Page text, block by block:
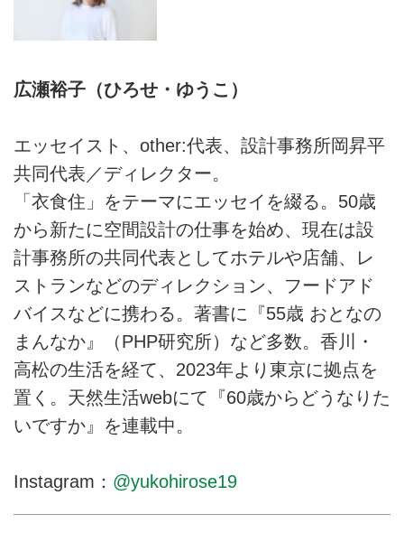
広瀬裕子（ひろせ・ゆうこ）
エッセイスト、other:代表、設計事務所岡昇平
共同代表／ディレクター。
「衣食住」をテーマにエッセイを綴る。50歳
から新たに空間設計の仕事を始め、現在は設
計事務所の共同代表としてホテルや店舗、レ
ストランなどのディレクション、フードアド
バイスなどに携わる。著書に『55歳 おとなの
まんなか』（PHP研究所）など多数。香川・
高松の生活を経て、2023年より東京に拠点を
置く。天然生活webにて『60歳からどうなりた
いですか』を連載中。
Instagram： @yukohirose19